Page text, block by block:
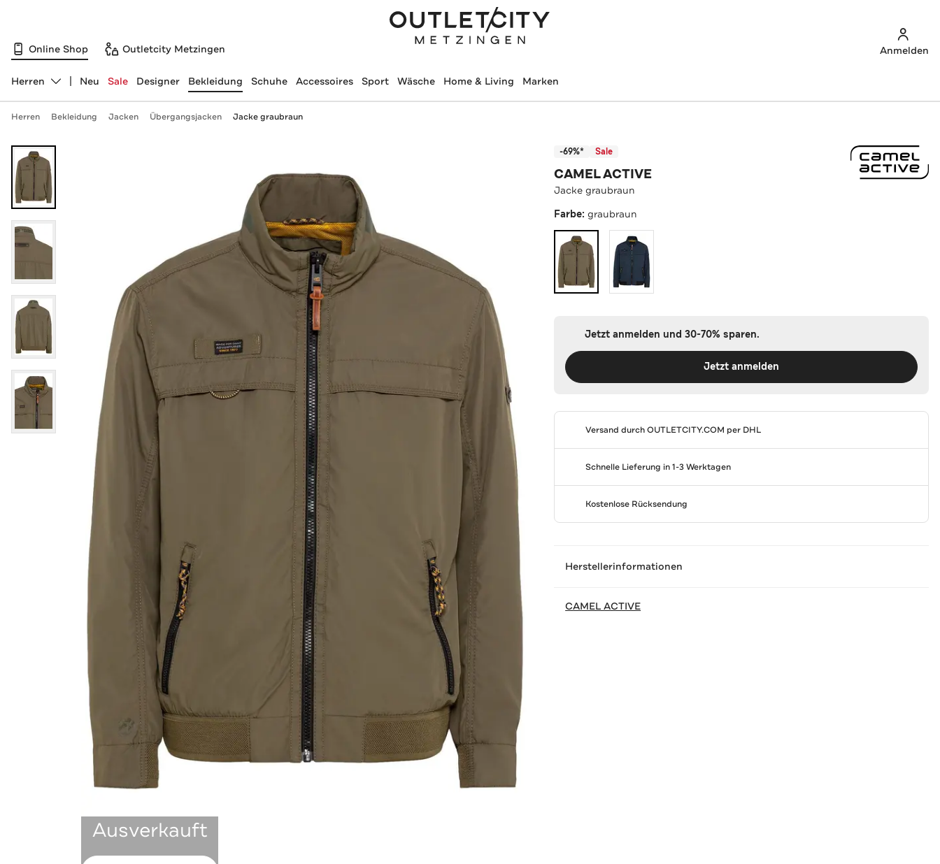
Online Shop Outletcity Metzingen Anmelden
Abteilung ändern, ausgewählt:
Herren Neu Sale Designer Bekleidung Schuhe Accessoires Sport Wäsche Home & Living Marken
Herren Bekleidung Jacken Übergangsjacken Jacke graubraun
Ausverkauft
-69%* Sale
CAMEL ACTIVE
Jacke graubraun
Farbe:graubraun
Jetzt anmelden und 30-70% sparen.
Jetzt anmelden
Versand durchOUTLETCITY.COM per DHL
Schnelle Lieferung in 1-3 Werktagen
Kostenlose Rücksendung
Herstellerinformationen
CAMEL ACTIVE